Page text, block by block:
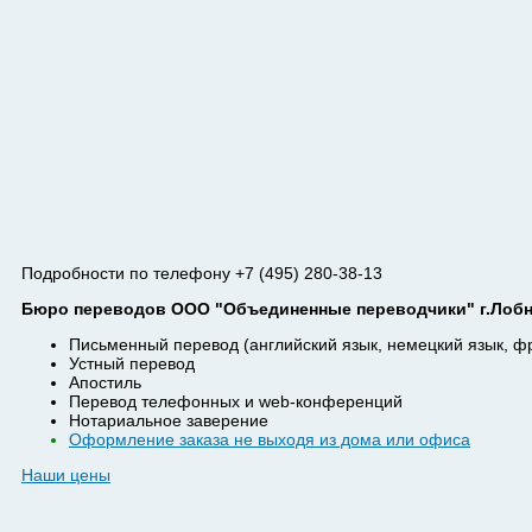
Подробности по телефону +7 (495) 280-38-13
Бюро переводов ООО "Объединенные переводчики"
Письменный перевод (английский язык, немецкий язык,
Устный перевод
Апостиль
Перевод телефонных и web-конференций
Нотариальное заверение
Оформление заказа не выходя из дома или офиса
Наши цены